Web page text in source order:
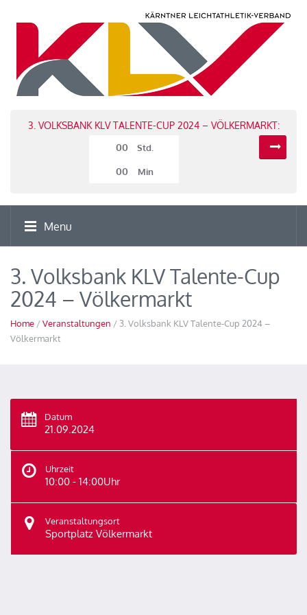
3. VOLKSBANK KLV TALENTE-CUP 2024 – VÖLKERMARKT:
00
Std.
00 Min
Menu
3. Volksbank KLV Talente-Cup
2024 – Völkermarkt
Home /Veranstaltungen / 3. Volksbank KLV Talente-Cup 2024 –
Völkermarkt
Datum
21.09.2024
Uhrzeit
10:00 - 14:00Uhr
Veranstaltungsort
Sportplatz Völkermarkt